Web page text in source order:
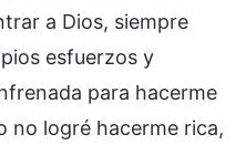
a Dios, siempre
esfuerzos y
para hacerme
no logré hacerme rica,